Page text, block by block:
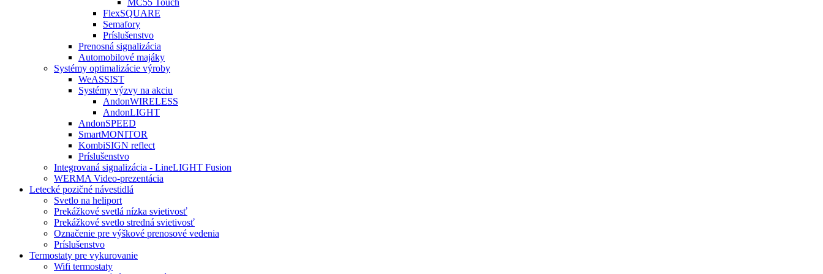
MC55 Touch
FlexSQUARE
Semafory
Príslušenstvo
Prenosná signalizácia
Automobilové majáky
Systémy optimalizácie výroby
WeASSIST
Systémy výzvy na akciu
AndonWIRELESS
AndonLIGHT
AndonSPEED
SmartMONITOR
KombiSIGN reflect
Príslušenstvo
Integrovaná signalizácia - LineLIGHT Fusion
WERMA Video-prezentácia
Letecké pozičné návestidlá
Svetlo na heliport
Prekážkové svetlá nízka svietivosť
Prekážkové svetlo stredná svietivosť
Označenie pre výškové prenosové vedenia
Príslušenstvo
Termostaty pre vykurovanie
Wifi termostaty